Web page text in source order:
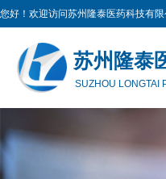
您好！欢迎访问苏州隆泰医药科技有限
苏州隆泰
SUZHOU LONGTAI